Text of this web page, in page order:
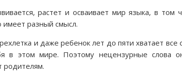
растет и осваивает мир языка, в
имеет разный смысл.
и даже ребенок лет до пяти хватает все
в этом мире. Поэтому нецензурные слова
родителям.